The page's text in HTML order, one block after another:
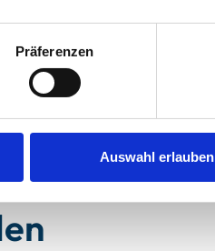
Präferenzen
Auswahl erlauben